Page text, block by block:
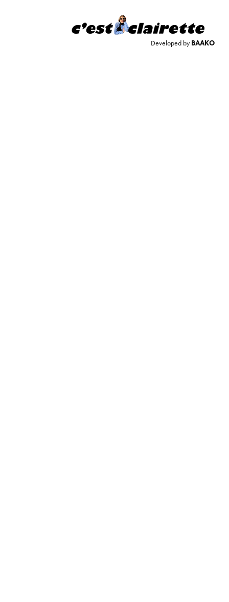
Developed byBAAKO